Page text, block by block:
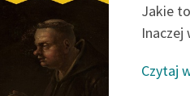
Jakie
Inaczej
Czytaj